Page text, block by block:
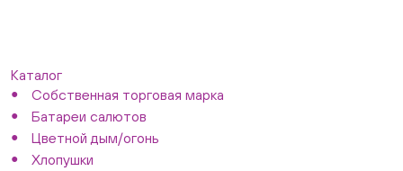
Каталог
Собственная торговая марка
Батареи салютов
Цветной дым/огонь
Хлопушки